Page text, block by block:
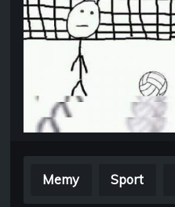
Memy Sport